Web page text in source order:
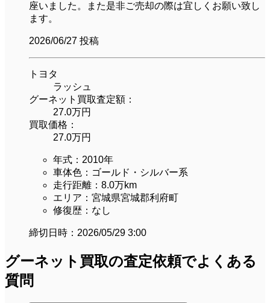
座いました。また是非ご売却の際は宜しくお願い致し
ます。
2026/06/27 投稿
トヨタ
ラッシュ
グーネット買取査定額：
27.0万円
買取価格：
27.0万円
年式： 2010年
車体色： ゴールド・シルバー系
走行距離： 8.0万km
エリア： 宮城県宮城郡利府町
修復歴： なし
締切日時： 2026/05/29 3:00
グーネット買取の査定依頼でよくある
質問